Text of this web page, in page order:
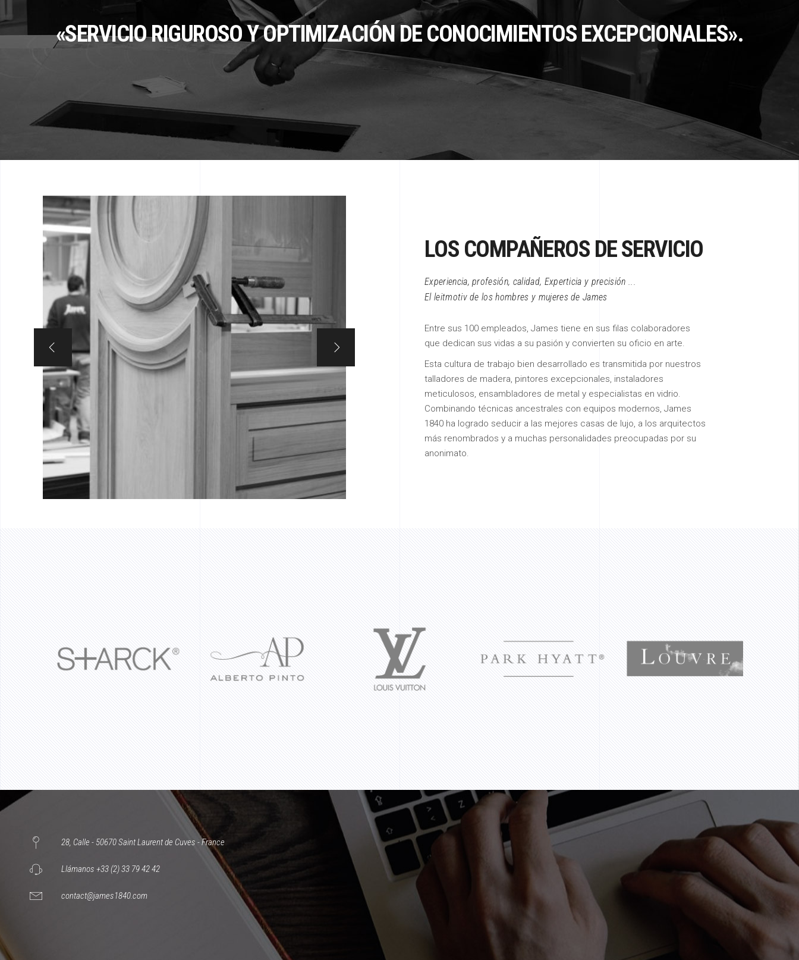
«SERVICIO RIGUROSO Y OPTIMIZACIÓN DE CONOCIMIENTOS EXCEPCIONALES».
LOS COMPAÑEROS DE SERVICIO
Experiencia, profesión, calidad, Experticia y precisión ...
El leitmotiv de los hombres y mujeres de James
Entre sus 100 empleados, James tiene en sus filas colaboradores
que dedican sus vidas a su pasión y convierten su oficio en arte.
Esta cultura de trabajo bien desarrollado es transmitida por nuestros
talladores de madera, pintores excepcionales, instaladores
meticulosos, ensambladores de metal y especialistas en vidrio.
Combinando técnicas ancestrales con equipos modernos, James
1840 ha logrado seducir a las mejores casas de lujo, a los arquitectos
más renombrados y a muchas personalidades preocupadas por su
anonimato.
28, Calle - 50670 Saint Laurent de Cuves - France
Llámanos +33 (2) 33 79 42 42
contact@james1840.com